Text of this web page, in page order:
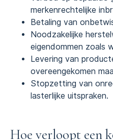
merkenrechtelijke
Betaling van
Noodzakelijke
eigendommen zoals
Levering van
overeengekomen
Stopzetting van
lasterlijke uitspraken.
Hoe verloopt een